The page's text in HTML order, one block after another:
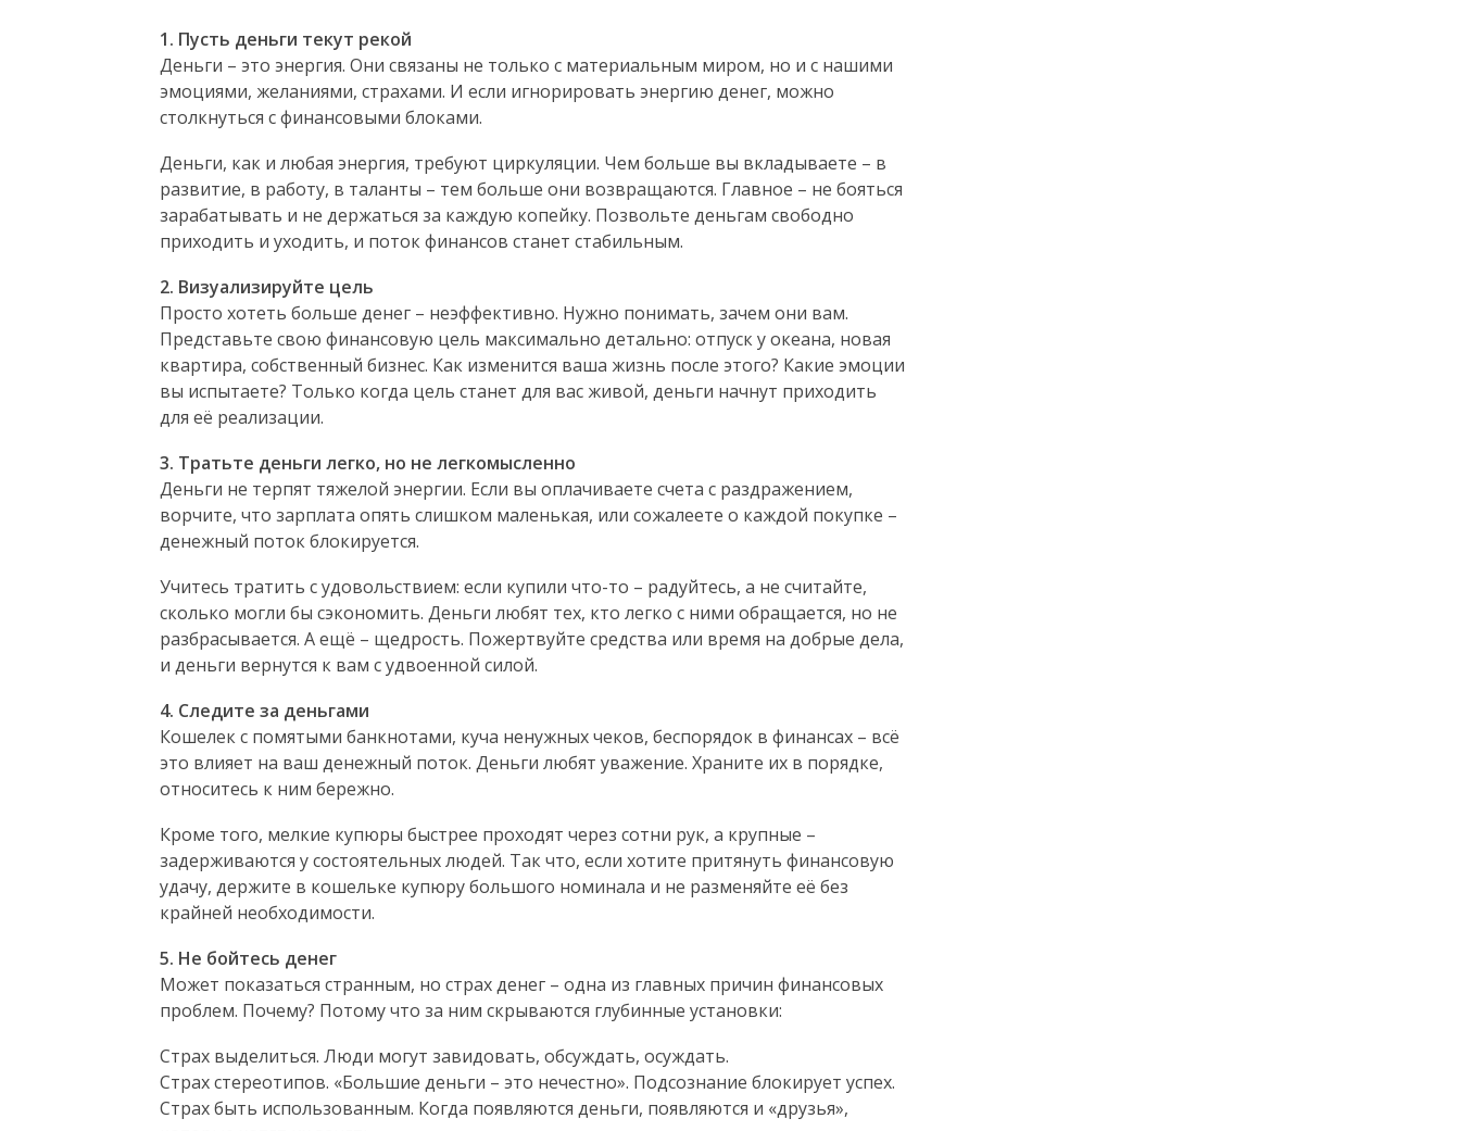
1. Пусть деньги текут рекой
Деньги – это энергия. Они связаны не только с материальным миром, но и с нашими
эмоциями, желаниями, страхами. И если игнорировать энергию денег, можно
столкнуться с финансовыми блоками.
Деньги, как и любая энергия, требуют циркуляции. Чем больше вы вкладываете – в
развитие, в работу, в таланты – тем больше они возвращаются. Главное – не бояться
зарабатывать и не держаться за каждую копейку. Позвольте деньгам свободно
приходить и уходить, и поток финансов станет стабильным.
2. Визуализируйте цель
Просто хотеть больше денег – неэффективно. Нужно понимать, зачем они вам.
Представьте свою финансовую цель максимально детально: отпуск у океана, новая
квартира, собственный бизнес. Как изменится ваша жизнь после этого? Какие эмоции
вы испытаете? Только когда цель станет для вас живой, деньги начнут приходить
для её реализации.
3. Тратьте деньги легко, но не легкомысленно
Деньги не терпят тяжелой энергии. Если вы оплачиваете счета с раздражением,
ворчите, что зарплата опять слишком маленькая, или сожалеете о каждой покупке –
денежный поток блокируется.
Учитесь тратить с удовольствием: если купили что-то – радуйтесь, а не считайте,
сколько могли бы сэкономить. Деньги любят тех, кто легко с ними обращается, но не
разбрасывается. А ещё – щедрость. Пожертвуйте средства или время на добрые дела,
и деньги вернутся к вам с удвоенной силой.
4. Следите за деньгами
Кошелек с помятыми банкнотами, куча ненужных чеков, беспорядок в финансах – всё
это влияет на ваш денежный поток. Деньги любят уважение. Храните их в порядке,
относитесь к ним бережно.
Кроме того, мелкие купюры быстрее проходят через сотни рук, а крупные –
задерживаются у состоятельных людей. Так что, если хотите притянуть финансовую
удачу, держите в кошельке купюру большого номинала и не разменяйте её без
крайней необходимости.
5. Не бойтесь денег
Может показаться странным, но страх денег – одна из главных причин финансовых
проблем. Почему? Потому что за ним скрываются глубинные установки:
Страх выделиться. Люди могут завидовать, обсуждать, осуждать.
Страх стереотипов. «Большие деньги – это нечестно». Подсознание блокирует успех.
Страх быть использованным. Когда появляются деньги, появляются и «друзья»,